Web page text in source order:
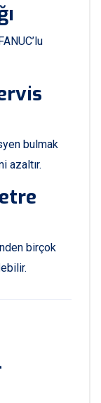
bulmak
azaltır.
birçok